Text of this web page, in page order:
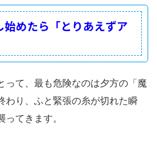
始めたら「とりあえずア
って、最も危険なのは夕方の「魔
わり、ふと緊張の糸が切れた瞬
てきます。